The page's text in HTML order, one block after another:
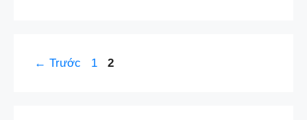
← Trước Trang
1 Trang
2